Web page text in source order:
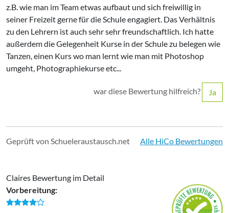
z.B. wie man im Team etwas aufbaut und sich freiwillig in
seiner Freizeit gerne für die Schule engagiert. Das Verhältnis
zu den Lehrern ist auch sehr sehr freundschaftlich. Ich hatte
außerdem die Gelegenheit Kurse in der Schule zu belegen wie
Tanzen, einen Kurs wo man lernt wie man mit Photoshop
umgeht, Photographiekurse etc...
war diese Bewertung hilfreich? Ja
Geprüft von Schueleraustausch.net Alle HiCo Bewertungen
Claires Bewertung im Detail
Vorbereitung: